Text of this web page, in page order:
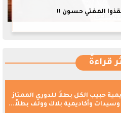
أنقذوا المفتي حسون !!
قراءةً
حبيب الكل بطلاً للدوري الممتاز
وسيدات وأكاديمية بلاك وولف بطلاً...